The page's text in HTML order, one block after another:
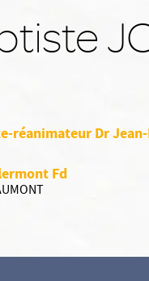
réanimateur Dr
Fd